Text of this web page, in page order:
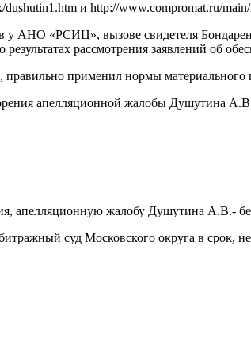
и http://www.compromat.ru/
у АНО «РСИЦ», вызове свидетеля
рассмотрения заявлений об
применил нормы материального
апелляционной жалобы Душутина
апелляционную жалобу Душутина А.В.-
суд Московского округа в срок,